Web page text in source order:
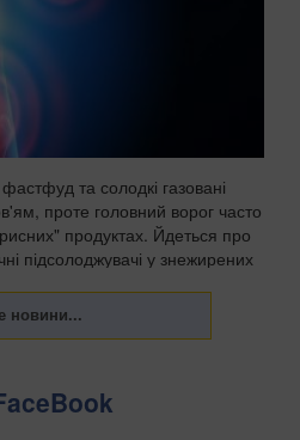
та солодкі газовані
проте головний ворог часто
продуктах. Йдеться про
підсолоджувачі у знежирених